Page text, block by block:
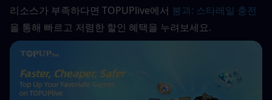
리소스가 부족하다면 TOPUPlive에서 붕괴: 스타레일 충전
을 통해 빠르고 저렴한 할인 혜택을 누려보세요.